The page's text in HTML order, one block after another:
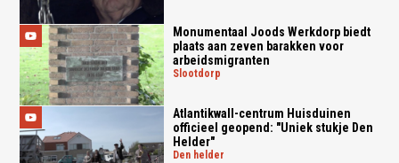
Monumentaal Joods Werkdorp biedt
plaats aan zeven barakken voor
arbeidsmigranten
slootdorp
Atlantikwall-centrum Huisduinen
officieel geopend: "Uniek stukje Den
Helder"
den helder